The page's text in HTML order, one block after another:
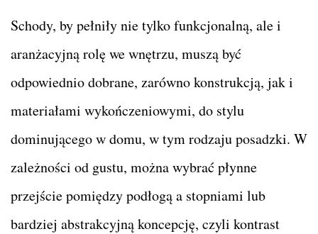
Schody, by pełniły nie tylko funkcjonalną, ale i
aranżacyjną rolę we wnętrzu, muszą być
odpowiednio dobrane, zarówno konstrukcją, jak i
materiałami wykończeniowymi, do stylu
dominującego w domu, w tym rodzaju posadzki. W
zależności od gustu, można wybrać płynne
przejście pomiędzy podłogą a stopniami lub
bardziej abstrakcyjną koncepcję, czyli kontrast